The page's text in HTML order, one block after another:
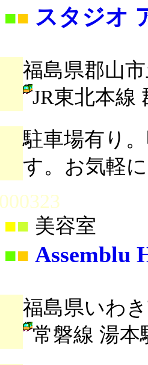
■■ スタジオ
福島県郡山市
JR東北本線
駐車場有り
す。お気軽
■ 美容室
■■ Assemblu
福島県いわ
常磐線 湯本